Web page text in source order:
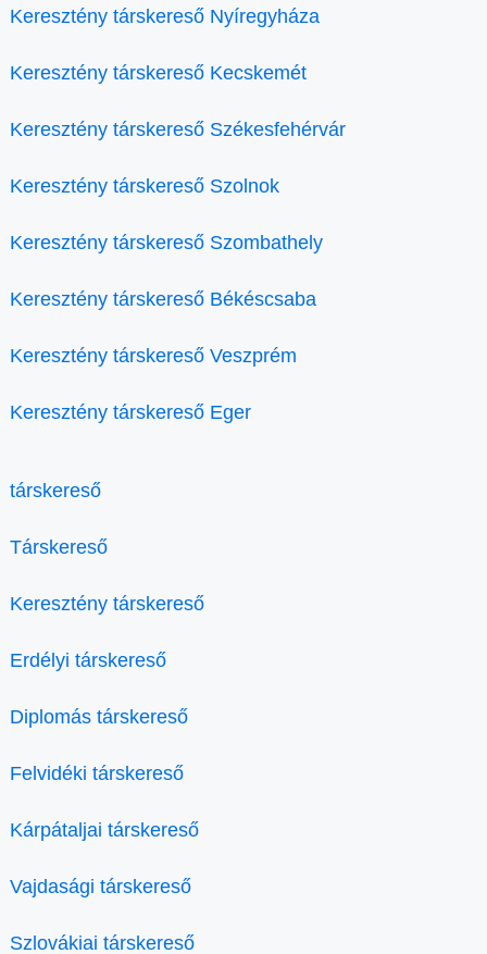
Keresztény társkereső Nyíregyháza
Keresztény társkereső Kecskemét
Keresztény társkereső Székesfehérvár
Keresztény társkereső Szolnok
Keresztény társkereső Szombathely
Keresztény társkereső Békéscsaba
Keresztény társkereső Veszprém
Keresztény társkereső Eger
társkereső
Társkereső
Keresztény társkereső
Erdélyi társkereső
Diplomás társkereső
Felvidéki társkereső
Kárpátaljai társkereső
Vajdasági társkereső
Szlovákiai társkereső